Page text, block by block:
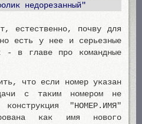
недорезанный"
естественно, почву для
есть у нее и серьезные
- в главе про командные
что если номер указан
с таким номером не
"НОМЕР.ИМЯ"
как имя нового